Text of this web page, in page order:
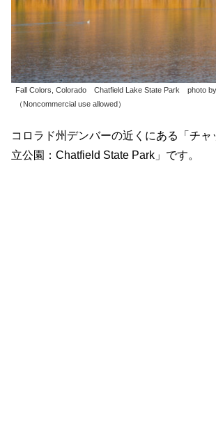
Fall Colors, Colorado Chatfield Lake State Park photo by
（Noncommercial use allowed）
コロラド州デンバーの近くにある「チャ
立公園：Chatfield State Park」です。